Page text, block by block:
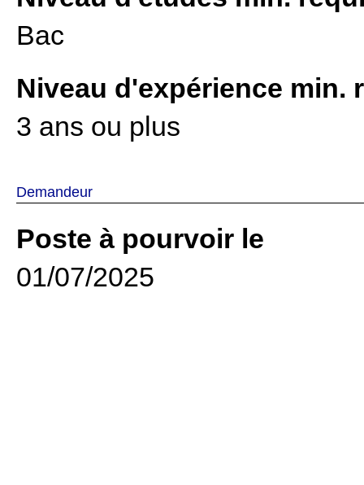
Bac
Niveau d'expérience min.
3 ans ou plus
Demandeur
Poste à pourvoir le
01/07/2025